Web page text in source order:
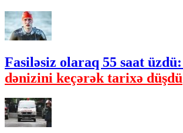
Fasiləsiz olaraq 55 saat üzdü:
dənizini keçərək tarixə düşdü